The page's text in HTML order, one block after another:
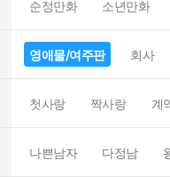
순정만화 소년만화
영애물/여주판 회사
첫사랑 짝사랑 계
나쁜남자 다정남